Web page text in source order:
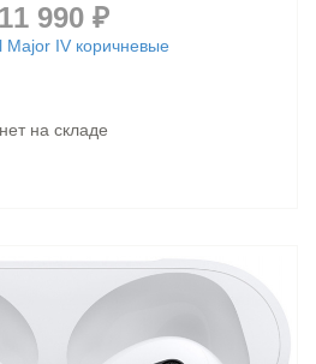
11 990 ₽
Major IV коричневые
нет на складе